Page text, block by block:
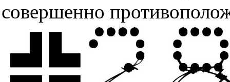
совершенно